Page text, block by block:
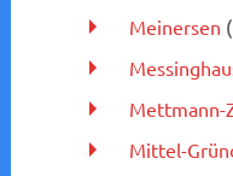
Meinersen
Mettmann-
Mittel-